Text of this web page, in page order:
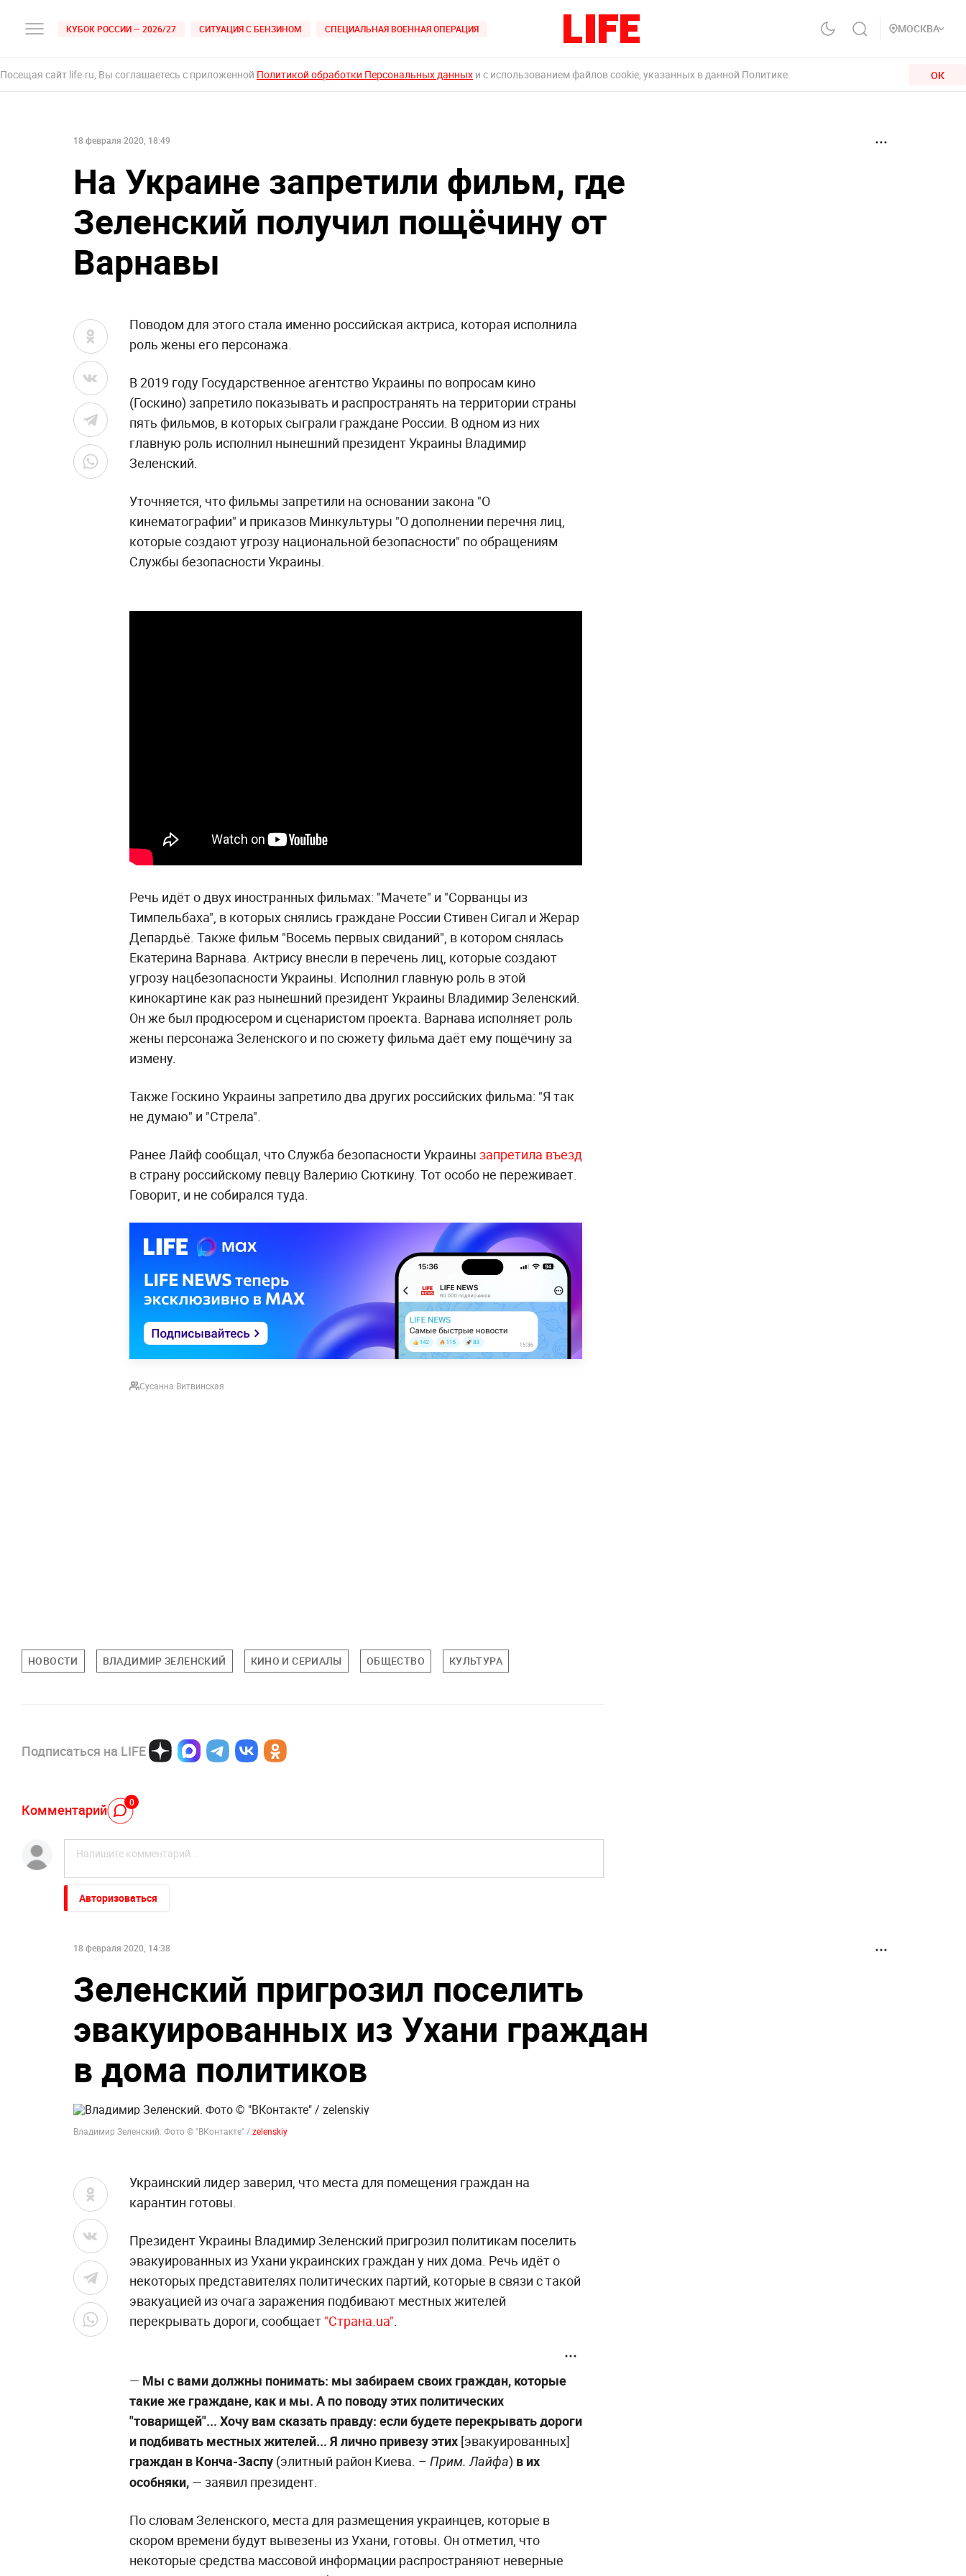
КУБОК РОССИИ — 2026/27 СИТУАЦИЯ С БЕНЗИНОМ СПЕЦИАЛЬНАЯ ВОЕННАЯ ОПЕРАЦИЯ МОСКВА
Посещая сайт life.ru, Вы соглашаетесь с приложенной Политикой обработки Персональных данных и с использованием файлов cookie, указанных в данной Политике. ОК
18 февраля 2020, 18:49
На Украине запретили фильм, где
Зеленский получил пощёчину от
Варнавы
Поводом для этого стала именно российская актриса, которая исполнила
роль жены его персонажа.
В 2019 году Государственное агентство Украины по вопросам кино
(Госкино) запретило показывать и распространять на территории страны
пять фильмов, в которых сыграли граждане России. В одном из них
главную роль исполнил нынешний президент Украины Владимир
Зеленский.
Уточняется, что фильмы запретили на основании закона "О
кинематографии" и приказов Минкультуры "О дополнении перечня лиц,
которые создают угрозу национальной безопасности" по обращениям
Службы безопасности Украины.
Речь идёт о двух иностранных фильмах: "Мачете" и "Сорванцы из
Тимпельбаха", в которых снялись граждане России Стивен Сигал и Жерар
Депардьё. Также фильм "Восемь первых свиданий", в котором снялась
Екатерина Варнава. Актрису внесли в перечень лиц, которые создают
угрозу нацбезопасности Украины. Исполнил главную роль в этой
кинокартине как раз нынешний президент Украины Владимир Зеленский.
Он же был продюсером и сценаристом проекта. Варнава исполняет роль
жены персонажа Зеленского и по сюжету фильма даёт ему пощёчину за
измену.
Также Госкино Украины запретило два других российских фильма: "Я так
не думаю" и "Стрела".
Ранее Лайф сообщал, что Служба безопасности Украины запретила въезд
в страну российскому певцу Валерию Сюткину. Тот особо не переживает.
Говорит, и не собирался туда.
Сусанна Витвинская
НОВОСТИ ВЛАДИМИР ЗЕЛЕНСКИЙ КИНО И СЕРИАЛЫ ОБЩЕСТВО КУЛЬТУРА
Подписаться на LIFE
Комментарий 0
Авторизоваться
18 февраля 2020, 14:38
Зеленский пригрозил поселить
эвакуированных из Ухани граждан
в дома политиков
Владимир Зеленский. Фото © "ВКонтакте" /zelenskiy
Украинский лидер заверил, что места для помещения граждан на
карантин готовы.
Президент Украины Владимир Зеленский пригрозил политикам поселить
эвакуированных из Ухани украинских граждан у них дома. Речь идёт о
некоторых представителях политических партий, которые в связи с такой
эвакуацией из очага заражения подбивают местных жителей
перекрывать дороги, сообщает "Страна.ua".
— Мы с вами должны понимать: мы забираем своих граждан, которые
такие же граждане, как и мы. А по поводу этих политических
"товарищей"... Хочу вам сказать правду: если будете перекрывать дороги
и подбивать местных жителей... Я лично привезу этих [эвакуированных]
граждан в Конча-Заспу (элитный район Киева. – Прим. Лайфа) в их
особняки, — заявил президент.
По словам Зеленского, места для размещения украинцев, которые в
скором времени будут вывезены из Ухани, готовы. Он отметил, что
некоторые средства массовой информации распространяют неверные